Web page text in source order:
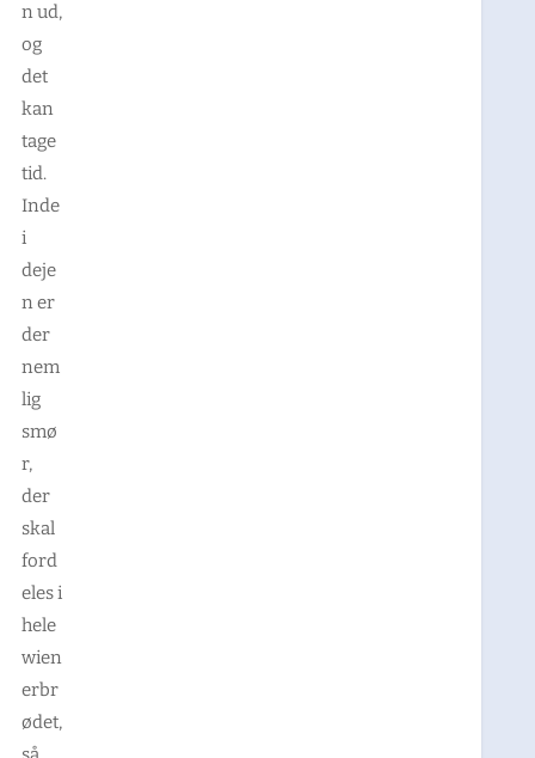
n ud,
og
det
kan
tage
tid.
Inde
i
deje
n er
der
nem
lig
smø
r,
der
skal
ford
eles i
hele
wien
erbr
ødet,